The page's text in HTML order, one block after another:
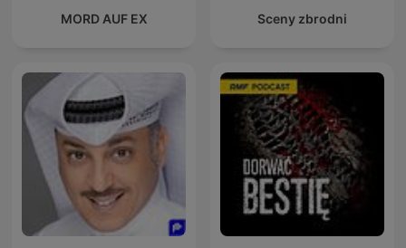
MORD AUF EX Sceny zbrodni